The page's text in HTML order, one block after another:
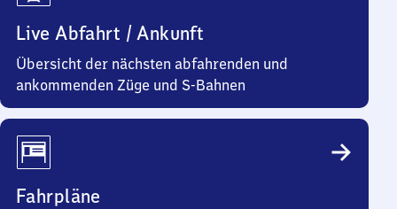
Live Abfahrt / Ankunft
Übersicht der nächsten abfahrenden und
ankommenden Züge und S-Bahnen
Fahrpläne